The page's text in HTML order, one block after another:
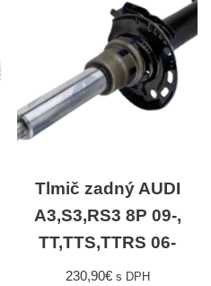
Tlmič zadný AUDI
A3,S3,RS3 8P 09-,
TT,TTS,TTRS 06-
230,90€ s DPH